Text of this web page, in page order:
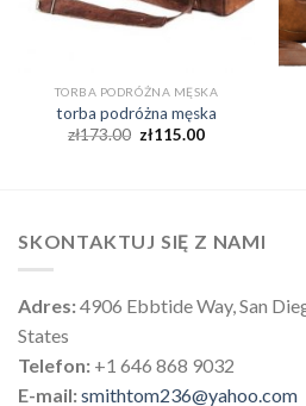
TORBA PODRÓŻNA MĘSKA
torba podróżna męska
zł173.00 zł115.00
SKONTAKTUJ SIĘ Z NAMI
Adres:4906 Ebbtide Way, San
States
Telefon: +1 646 868 9032
E-mail:smithtom236@yahoo.com